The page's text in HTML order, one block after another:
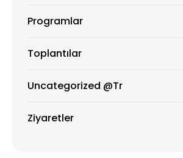
Programlar
Toplantılar
Uncategorized @tr
Ziyaretler